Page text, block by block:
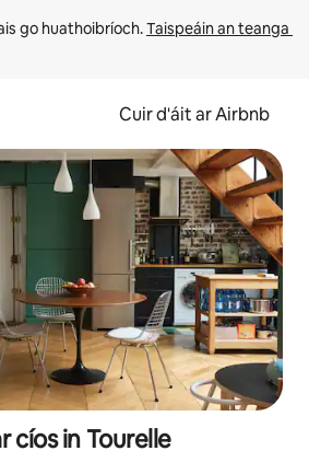
go huathoibríoch. Taispeáin an teanga
Cuir d'áit ar Airbnb
cíos in Tourelle